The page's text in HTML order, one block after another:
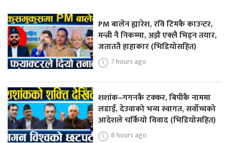
PM बालेन ह्यारेश, रवि टिमकै काउन्टर,
मन्त्री नै निकम्मा, अझै एक्लै भिड्न तयार,
जताततै हाहाकार (भिडियोसहित)
7 hours ago
शशांक–गगनकै टक्कर, बिपीकै नाममा
लडाइँ, देउवाको भव्य स्वागत, सर्वोच्चको
आदेशले चर्कियो विवाद (भिडियोसहित)
8 hours ago